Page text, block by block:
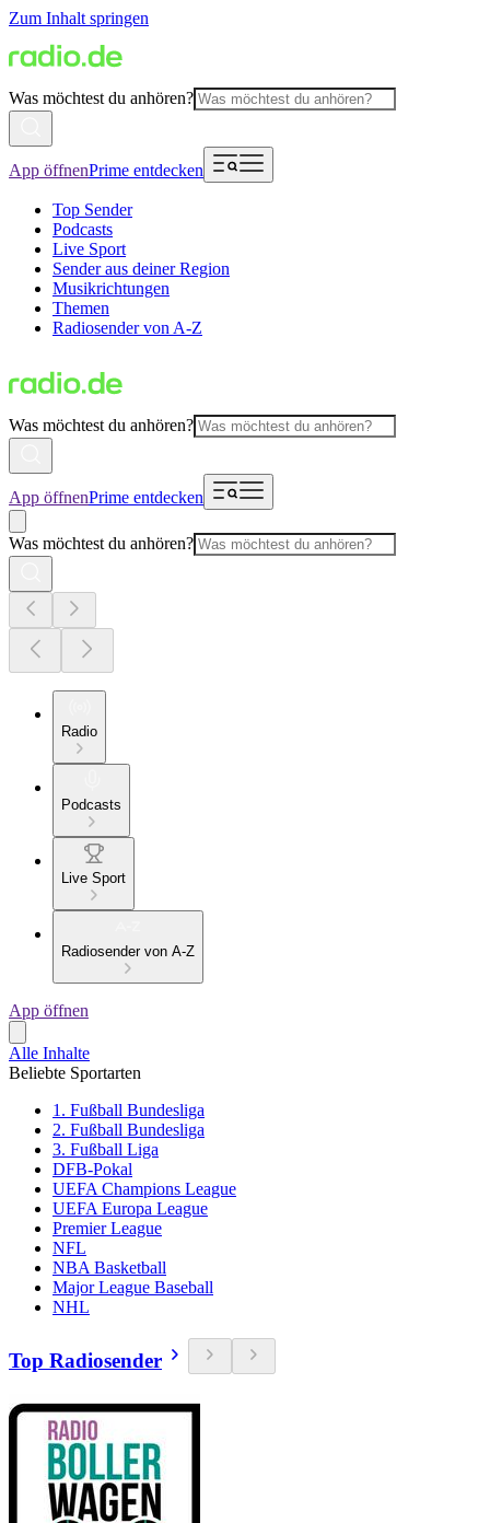
Zum Inhalt springen
Was möchtest du anhören?
App öffnenPrime entdecken
Top Sender
Podcasts
Live Sport
Sender aus deiner Region
Musikrichtungen
Themen
Radiosender von A-Z
Was möchtest du anhören?
App öffnenPrime entdecken
Was möchtest du anhören?
Radio
Podcasts
Live Sport
Radiosender von A-Z
App öffnen
Alle Inhalte
Beliebte Sportarten
1. Fußball Bundesliga
2. Fußball Bundesliga
3. Fußball Liga
DFB-Pokal
UEFA Champions League
UEFA Europa League
Premier League
NFL
NBA Basketball
Major League Baseball
NHL
Top Radiosender